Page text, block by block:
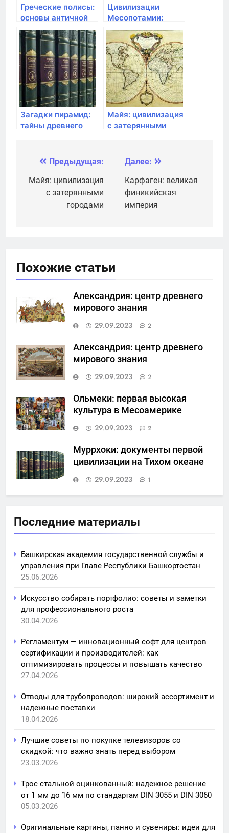
Греческие полисы:
основы античной
демократии
Цивилизации
Месопотамии:
колыбель древней
истории
Загадки пирамид:
тайны древнего
Майя: цивилизация
с затерянными
Навигация
по
записям
Предыдущая:
Майя: цивилизация
с затерянными
городами
Далее:
Карфаген: великая
финикийская
империя
Похожие статьи
Александрия: центр древнего
мирового знания
29.09.2023
2
Александрия: центр древнего
мирового знания
29.09.2023
2
Ольмеки: первая высокая
культура в Месоамерике
29.09.2023
2
Муррхоки: документы первой
цивилизации на Тихом океане
29.09.2023
1
Последние материалы
Башкирская академия государственной службы и
управления при Главе Республики Башкортостан
25.06.2026
Искусство собирать портфолио: советы и заметки
для профессионального роста
30.04.2026
Регламентум — инновационный софт для центров
сертификации и производителей: как
оптимизировать процессы и повышать качество
27.04.2026
Отводы для трубопроводов: широкий ассортимент и
надежные поставки
18.04.2026
Лучшие советы по покупке телевизоров со
скидкой: что важно знать перед выбором
23.03.2026
Трос стальной оцинкованный: надежное решение
от 1 мм до 16 мм по стандартам DIN 3055 и DIN 3060
05.03.2026
Оригинальные картины, панно и сувениры: идеи для